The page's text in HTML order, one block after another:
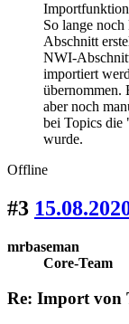
Importfunktion
So lange
Abschnitt
NWI-
importiert
übernommen.
aber noch
bei Topics die
wurde.
Offline
#3
mrbaseman
Core-Team
Re: Import von